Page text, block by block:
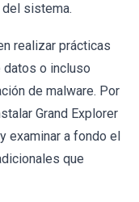
sistema.
realizar prácticas
datos o incluso
de malware. Por
Grand Explorer
examinar a fondo el
que